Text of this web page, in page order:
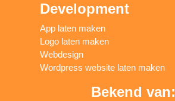
Development
App laten maken
Logo laten maken
Webdesign
Wordpress website laten maken
Bekend van: